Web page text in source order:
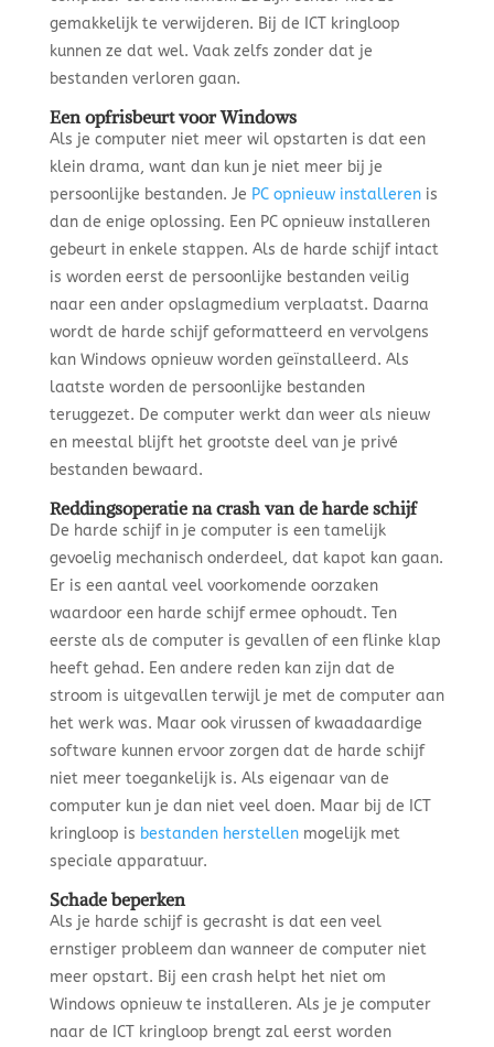
gemakkelijk te verwijderen. Bij de ICT kringloop
kunnen ze dat wel. Vaak zelfs zonder dat je
bestanden verloren gaan.
Een opfrisbeurt voor Windows
Als je computer niet meer wil opstarten is dat een
klein drama, want dan kun je niet meer bij je
persoonlijke bestanden. Je PC opnieuw installerenis
dan de enige oplossing. Een PC opnieuw installeren
gebeurt in enkele stappen. Als de harde schijf intact
is worden eerst de persoonlijke bestanden veilig
naar een ander opslagmedium verplaatst. Daarna
wordt de harde schijf geformatteerd en vervolgens
kan Windows opnieuw worden geïnstalleerd. Als
laatste worden de persoonlijke bestanden
teruggezet. De computer werkt dan weer als nieuw
en meestal blijft het grootste deel van je privé
bestanden bewaard.
Reddingsoperatie na crash van de harde schijf
De harde schijf in je computer is een tamelijk
gevoelig mechanisch onderdeel, dat kapot kan gaan.
Er is een aantal veel voorkomende oorzaken
waardoor een harde schijf ermee ophoudt. Ten
eerste als de computer is gevallen of een flinke klap
heeft gehad. Een andere reden kan zijn dat de
stroom is uitgevallen terwijl je met de computer aan
het werk was. Maar ook virussen of kwaadaardige
software kunnen ervoor zorgen dat de harde schijf
niet meer toegankelijk is. Als eigenaar van de
computer kun je dan niet veel doen. Maar bij de ICT
kringloop is bestanden herstellenmogelijk met
speciale apparatuur.
Schade beperken
Als je harde schijf is gecrasht is dat een veel
ernstiger probleem dan wanneer de computer niet
meer opstart. Bij een crash helpt het niet om
Windows opnieuw te installeren. Als je je computer
naar de ICT kringloop brengt zal eerst worden